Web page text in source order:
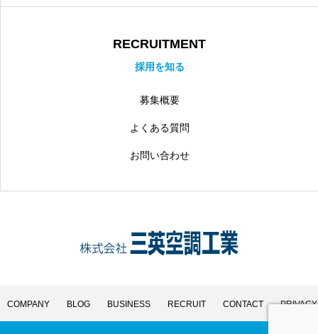
RECRUITMENT
採用を知る
募集概要
よくある質問
お問い合わせ
COMPANY BLOG BUSINESS RECRUIT CONTACT